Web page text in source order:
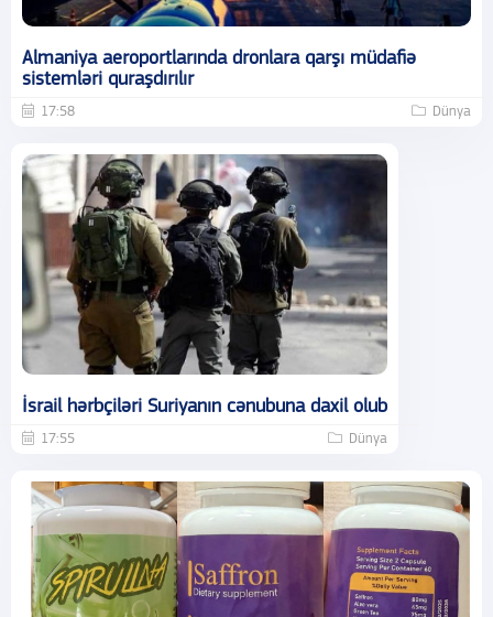
Almaniya aeroportlarında dronlara qarşı müdafiə
sistemləri quraşdırılır
17:58 Dünya
İsrail hərbçiləri Suriyanın cənubuna daxil olub
17:55 Dünya